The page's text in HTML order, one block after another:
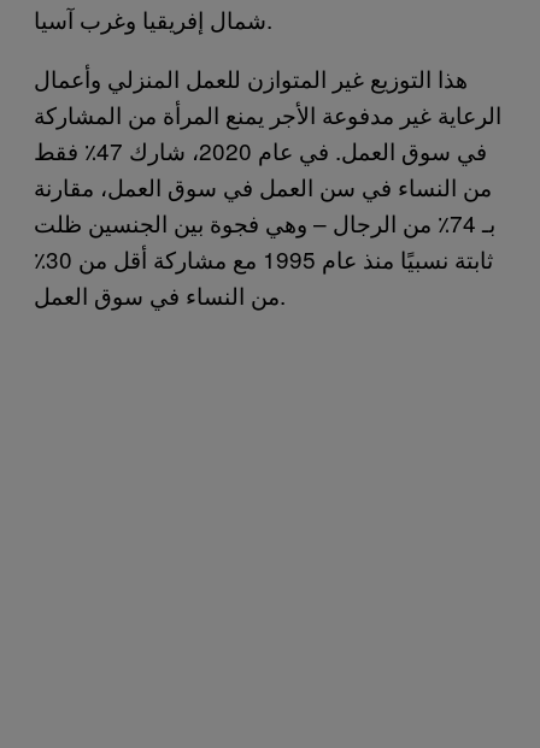
شمال إفريقيا وغرب آسيا.
هذا التوزيع غير المتوازن للعمل المنزلي وأعمال
الرعاية غير مدفوعة الأجر يمنع المرأة من المشاركة
في سوق العمل. في عام 2020، شارك 47٪ فقط
من النساء في سن العمل في سوق العمل، مقارنة
بـ 74٪ من الرجال – وهي فجوة بين الجنسين ظلت
ثابتة نسبيًا منذ عام 1995 مع مشاركة أقل من 30٪
من النساء في سوق العمل.